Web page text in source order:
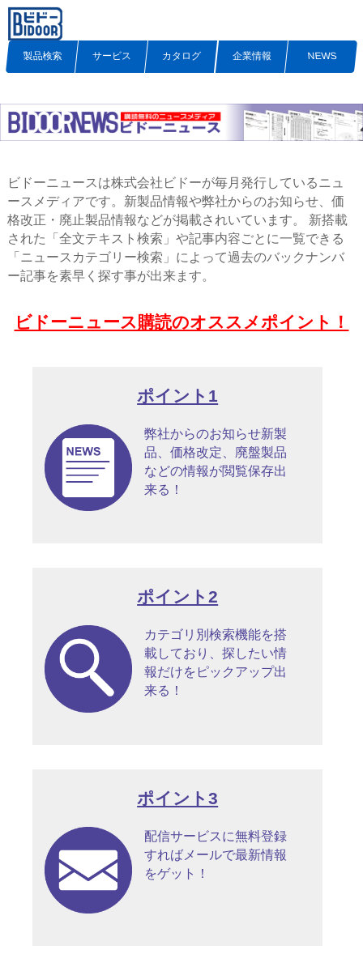
製品検索 サービス カタログ 企業情報 NEWS
ビドーニュースは株式会社ビドーが毎月発行しているニュ
ースメディアです。新製品情報や弊社からのお知らせ、価
格改正・廃止製品情報などが掲載されいています。 新搭載
された「全文テキスト検索」や記事内容ごとに一覧できる
「ニュースカテゴリー検索」によって過去のバックナンバ
ー記事を素早く探す事が出来ます。
ビドーニュース購読のオススメポイント！
ポイント1
弊社からのお知らせ新製
品、価格改定、廃盤製品
などの情報が閲覧保存出
来る！
ポイント2
カテゴリ別検索機能を搭
載しており、探したい情
報だけをピックアップ出
来る！
ポイント3
配信サービスに無料登録
すればメールで最新情報
をゲット！